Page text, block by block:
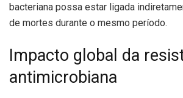
bacteriana possa estar ligada
de mortes durante o mesmo período.
Impacto global da
antimicrobiana